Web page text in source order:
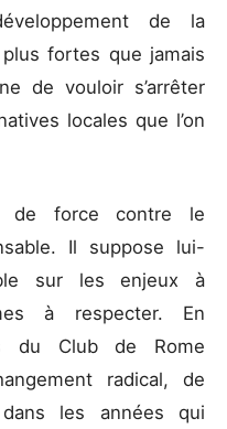
de la
fortes que jamais
de vouloir s’arrêter
locales que l’on
de force contre le
Il suppose lui-
sur les enjeux à
à respecter. En
du Club de Rome
radical, de
dans les années qui